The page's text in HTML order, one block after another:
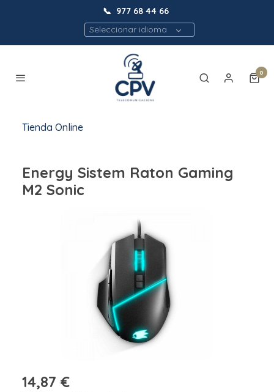
📞 977 68 44 66
Seleccionar idioma
0
Tienda Online
Energy Sistem Raton Gaming
M2 Sonic
14,87 €